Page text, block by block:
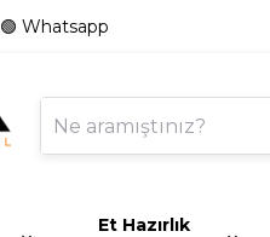
🟢 Whatsapp
Et Hazırlık